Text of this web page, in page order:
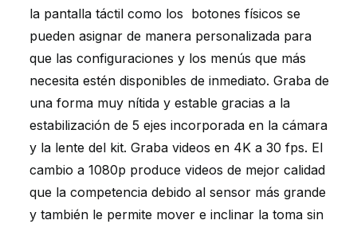
la pantalla táctil como los botones físicos se
pueden asignar de manera personalizada para
que las configuraciones y los menús que más
necesita estén disponibles de inmediato. Graba de
una forma muy nítida y estable gracias a la
estabilización de 5 ejes incorporada en la cámara
y la lente del kit. Graba videos en 4K a 30 fps. El
cambio a 1080p produce videos de mejor calidad
que la competencia debido al sensor más grande
y también le permite mover e inclinar la toma sin